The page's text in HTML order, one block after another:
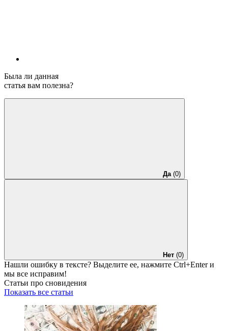
Была ли данная
статья вам полезна?
Да (0)
Нет (0)
Нашли ошибку в тексте? Выделите ее, нажмите Ctrl+Enterи
мы все исправим!
Статьи про сновидения
Показать все статьи